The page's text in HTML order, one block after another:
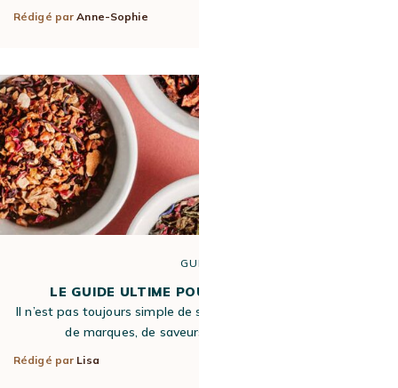
Rédigé parAnne-Sophie
GUIDE
LE GUIDE ULTIME POUR CHOISIR SON THÉ
Il n’est pas toujours simple de s’y retrouver parmi la multitude
de marques, de saveurs et de types de thés…
Rédigé par Lisa